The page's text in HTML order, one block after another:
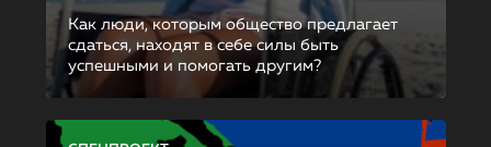
Как люди, которым общество предлагает
сдаться, находят в себе силы быть
успешными и помогать другим?